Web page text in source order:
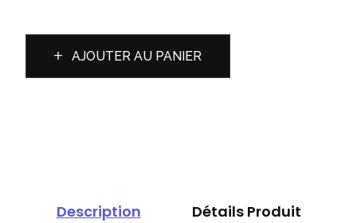
AJOUTER AU PANIER
Description Détails Produit